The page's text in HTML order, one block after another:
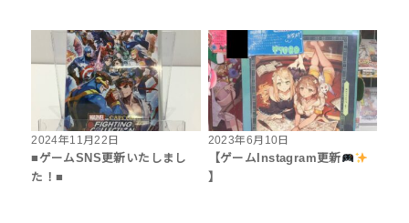
2024年11月22日
■ゲームSNS更新いたしまし
た！■
2023年6月10日
【ゲームInstagram更新
】